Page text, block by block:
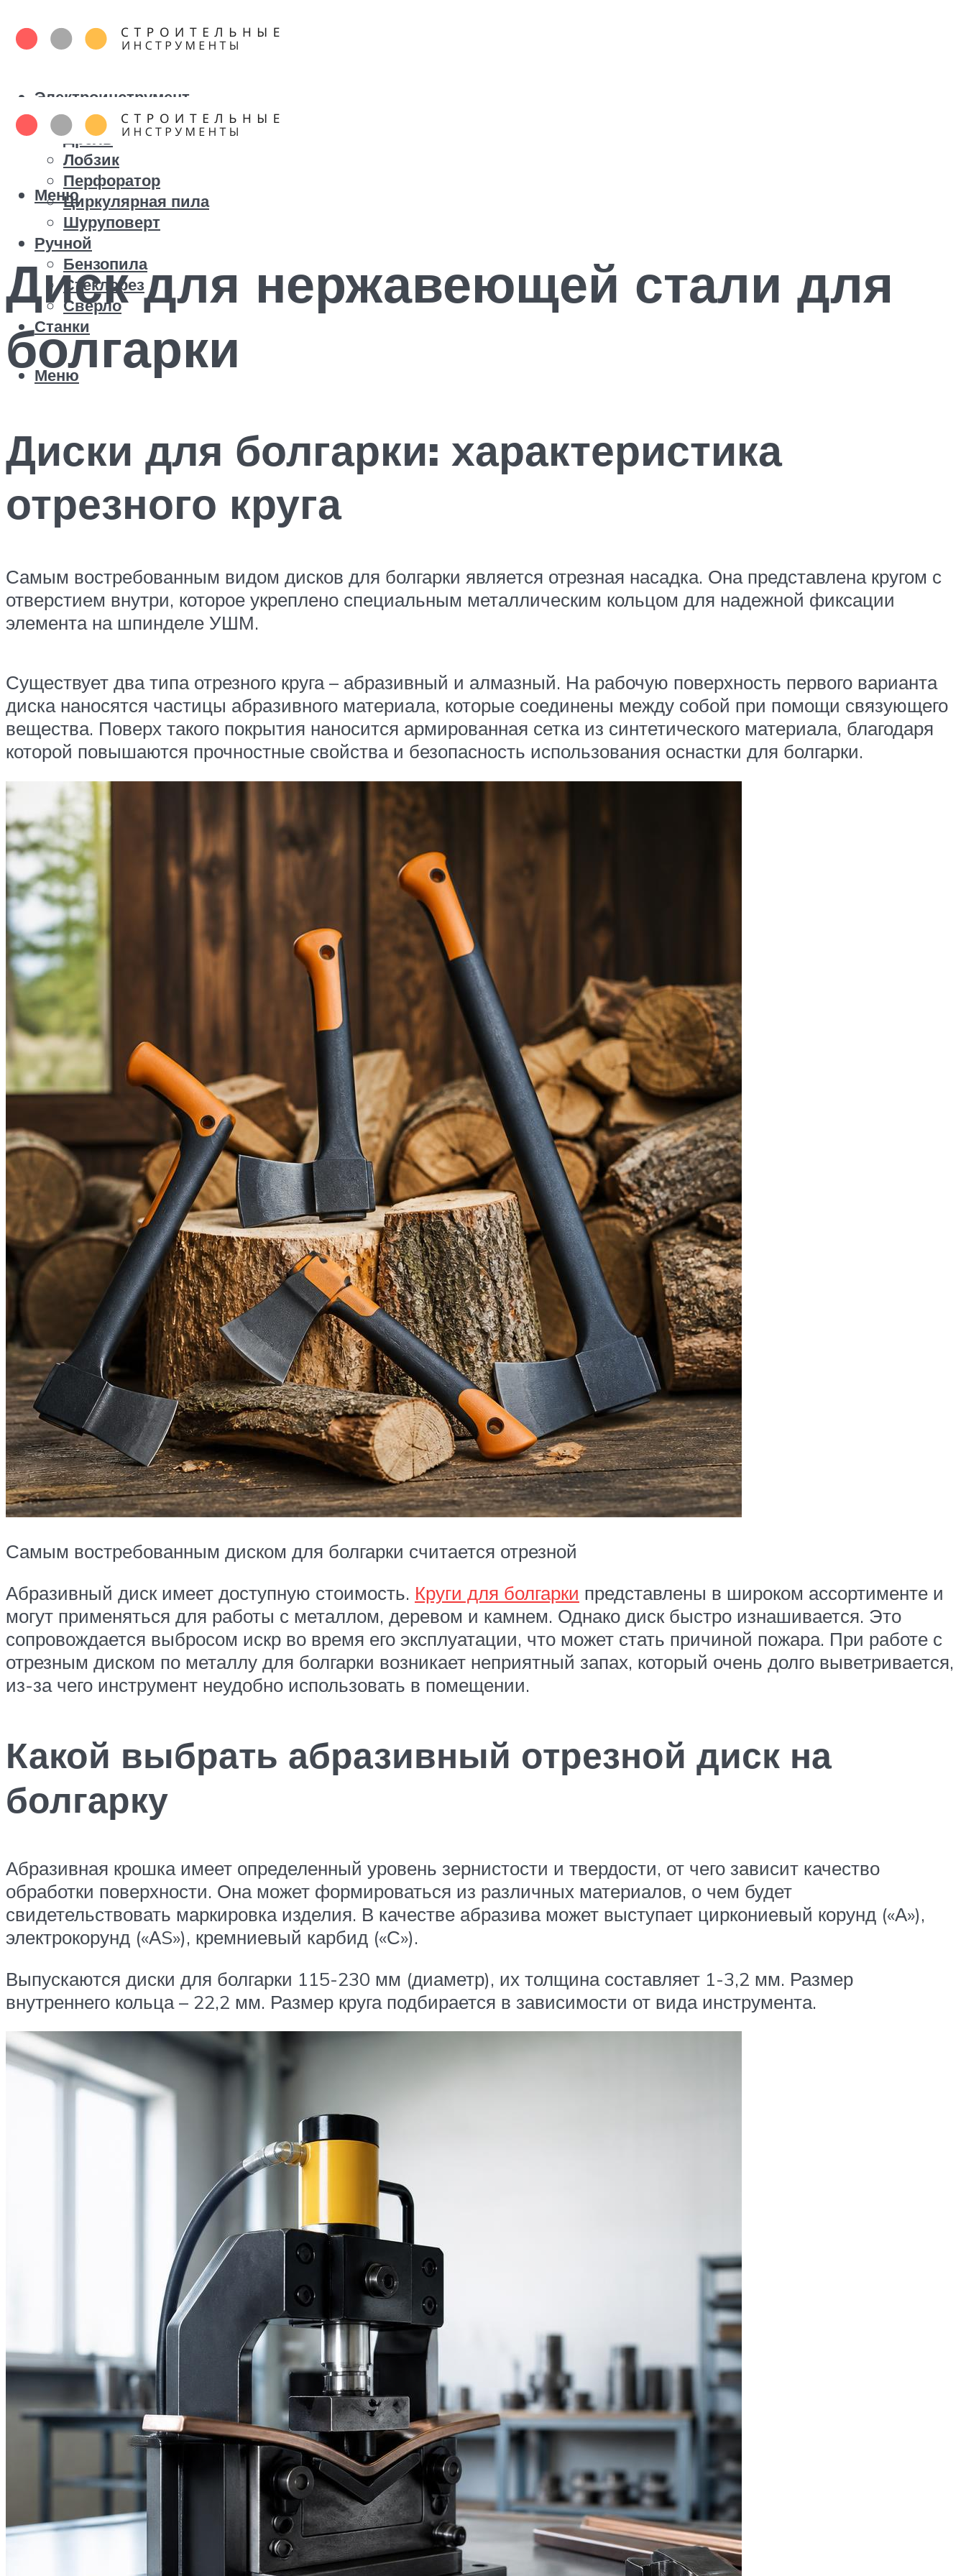
Электроинструмент
Болгарка
Дрель
Лобзик
Перфоратор
Циркулярная пила
Шуруповерт
Ручной
Бензопила
Стеклорез
Сверло
Станки
Меню
Меню
Диск для нержавеющей стали для
болгарки
Диски для болгарки: характеристика
отрезного круга
Самым востребованным видом дисков для болгарки является отрезная насадка. Она представлена кругом с
отверстием внутри, которое укреплено специальным металлическим кольцом для надежной фиксации
элемента на шпинделе УШМ.
Существует два типа отрезного круга – абразивный и алмазный. На рабочую поверхность первого варианта
диска наносятся частицы абразивного материала, которые соединены между собой при помощи связующего
вещества. Поверх такого покрытия наносится армированная сетка из синтетического материала, благодаря
которой повышаются прочностные свойства и безопасность использования оснастки для болгарки.
Самым востребованным диском для болгарки считается отрезной
Абразивный диск имеет доступную стоимость. Круги для болгарки представлены в широком ассортименте и
могут применяться для работы с металлом, деревом и камнем. Однако диск быстро изнашивается. Это
сопровождается выбросом искр во время его эксплуатации, что может стать причиной пожара. При работе с
отрезным диском по металлу для болгарки возникает неприятный запах, который очень долго выветривается,
из-за чего инструмент неудобно использовать в помещении.
Какой выбрать абразивный отрезной диск на
болгарку
Абразивная крошка имеет определенный уровень зернистости и твердости, от чего зависит качество
обработки поверхности. Она может формироваться из различных материалов, о чем будет
свидетельствовать маркировка изделия. В качестве абразива может выступает циркониевый корунд («А»),
электрокорунд («АS»), кремниевый карбид («С»).
Выпускаются диски для болгарки 115-230 мм (диаметр), их толщина составляет 1-3,2 мм. Размер
внутреннего кольца – 22,2 мм. Размер круга подбирается в зависимости от вида инструмента.